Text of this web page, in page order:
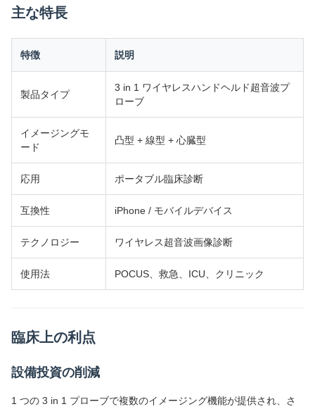
主な特長
特徴 説明
製品タイプ
3 in 1 ワイヤレスハンドヘルド超音波プ
ローブ
イメージングモ
ード
凸型 + 線型 + 心臓型
応用 ポータブル臨床診断
互換性 iPhone / モバイルデバイス
テクノロジー ワイヤレス超音波画像診断
使用法 POCUS、救急、ICU、クリニック
臨床上の利点
設備投資の削減
1 つの 3 in 1 プローブで複数のイメージング機能が提供され、さ